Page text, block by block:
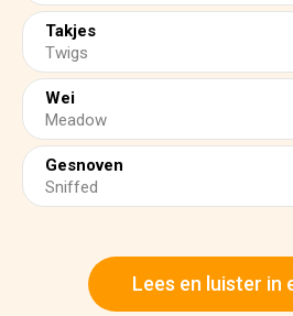
Takjes
Twigs
Wei
Meadow
Gesnoven
Sniffed
Lees en luister in